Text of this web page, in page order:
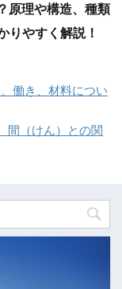
原理や構造、種類
りやすく解説！
働き、材料につい
間（けん）との関